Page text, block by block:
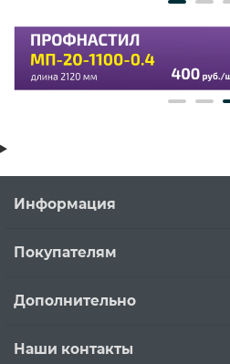
Информация
Покупателям
Дополнительно
Наши контакты